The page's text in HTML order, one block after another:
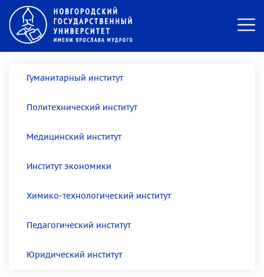
Гуманитарный институт
Политехнический институт
Медицинский институт
Институт экономики
Химико-технологический институт
Педагогический институт
Юридический институт